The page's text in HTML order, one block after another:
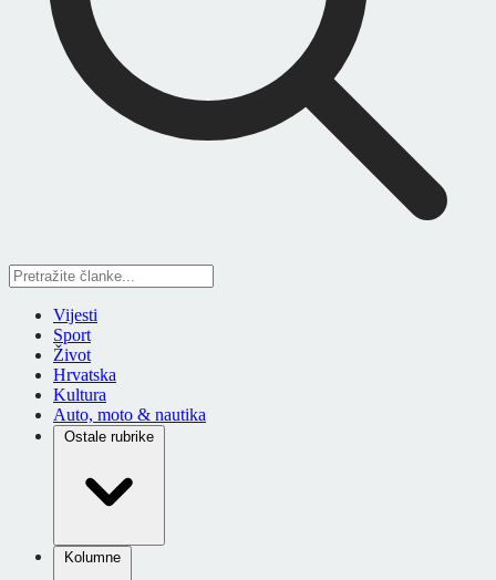
Vijesti
Sport
Život
Hrvatska
Kultura
Auto, moto & nautika
Ostale rubrike
Kolumne